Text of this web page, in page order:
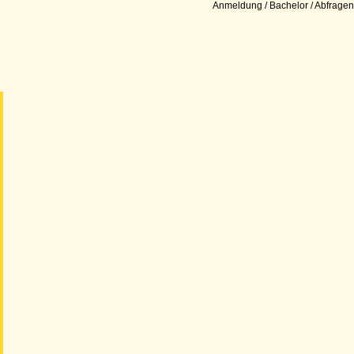
Anmeldung / Bachelor / Abfragen